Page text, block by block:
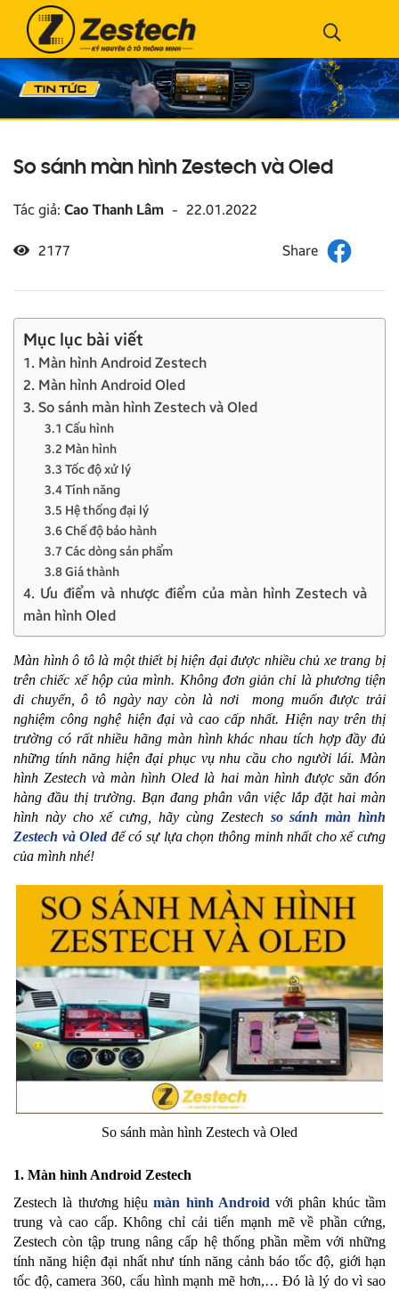
So sánh màn hình Zestech và Oled
Tác giả: Cao Thanh Lâm - 22.01.2022
2177
Mục lục bài viết
1. Màn hình Android Zestech
2. Màn hình Android Oled
3. So sánh màn hình Zestech và Oled
3.1 Cấu hình
3.2 Màn hình
3.3 Tốc độ xử lý
3.4 Tính năng
3.5 Hệ thống đại lý
3.6 Chế độ bảo hành
3.7 Các dòng sản phẩm
3.8 Giá thành
4. Ưu điểm và nhược điểm của màn hình Zestech và
màn hình Oled
Màn hình ô tô là một thiết bị hiện đại được nhiều chủ xe trang bị
trên chiếc xế hộp của mình. Không đơn giản chỉ là phương tiện
di chuyển, ô tô ngày nay còn là nơi mong muốn được trải
nghiệm công nghệ hiện đại và cao cấp nhất. Hiện nay trên thị
trường có rất nhiều hãng màn hình khác nhau tích hợp đầy đủ
những tính năng hiện đại phục vụ nhu cầu cho người lái. Màn
hình Zestech và màn hình Oled là hai màn hình được săn đón
hàng đầu thị trường. Bạn đang phân vân việc lắp đặt hai màn
hình này cho xế cưng, hãy cùng Zestech so sánh màn hình
Zestech và Oledđể có sự lựa chọn thông minh nhất cho xế cưng
của mình nhé!
So sánh màn hình Zestech và Oled
1. Màn hình Android Zestech
Zestech là thương hiệumàn hình Android với phân khúc tầm
trung và cao cấp. Không chỉ cải tiến mạnh mẽ về phần cứng,
Zestech còn tập trung nâng cấp hệ thống phần mềm với những
tính năng hiện đại nhất như tính năng cảnh báo tốc độ, giới hạn
tốc độ, camera 360, cấu hình mạnh mẽ hơn,… Đó là lý do vì sao